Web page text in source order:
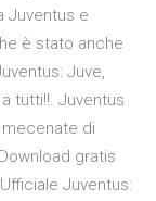
Juventus e
è stato anche
Juve,
tutti!!. Juventus
mecenate di
gratis
Juventus: